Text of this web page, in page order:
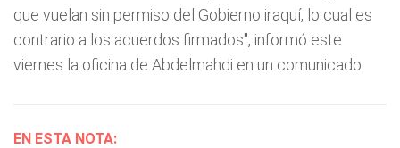
que vuelan sin permiso del Gobierno iraquí, lo cual es
contrario a los acuerdos firmados", informó este
viernes la oficina de Abdelmahdi en un comunicado.
EN ESTA NOTA: